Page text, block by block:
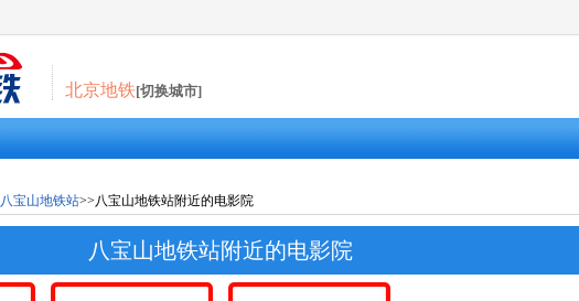
北京地铁[切换城市]
八宝山地铁站>>八宝山地铁站附近的电影院
八宝山地铁站附近的电影院